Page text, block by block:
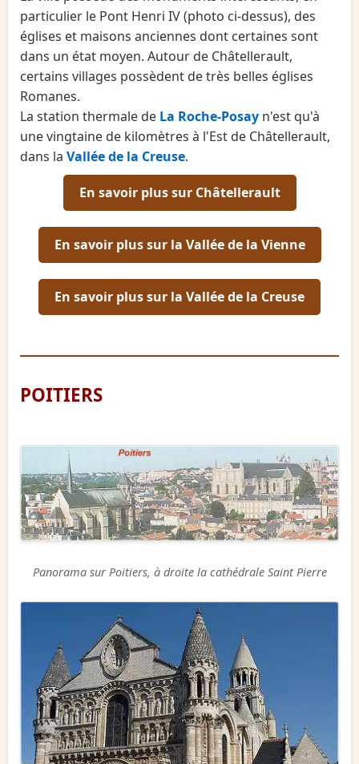
particulier le Pont Henri IV (photo ci-dessus), des
églises et maisons anciennes dont certaines sont
dans un état moyen. Autour de Châtellerault,
certains villages possèdent de très belles églises
Romanes.
La station thermale de La Roche-Posay n'est qu'à
une vingtaine de kilomètres à l'Est de Châtellerault,
dans la Vallée de la Creuse.
En savoir plus sur Châtellerault
En savoir plus sur la Vallée de la Vienne
En savoir plus sur la Vallée de la Creuse
POITIERS
Panorama sur Poitiers, à droite la cathédrale Saint Pierre